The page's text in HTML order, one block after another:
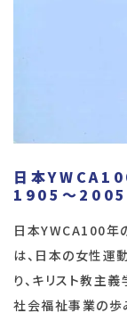
日本
1905～2005
日本YWCA100年
は、日本の女性運
り、キリスト教主
社会福祉事業の歩